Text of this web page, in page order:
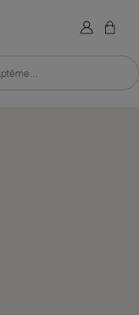
Retour à l'accueil du site
×